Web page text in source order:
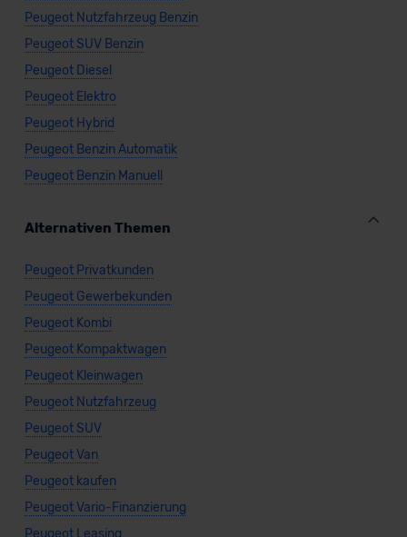
Peugeot Nutzfahrzeug Benzin
Peugeot SUV Benzin
Peugeot Diesel
Peugeot Elektro
Peugeot Hybrid
Peugeot Benzin Automatik
Peugeot Benzin Manuell
Alternativen Themen
Peugeot Privatkunden
Peugeot Gewerbekunden
Peugeot Kombi
Peugeot Kompaktwagen
Peugeot Kleinwagen
Peugeot Nutzfahrzeug
Peugeot SUV
Peugeot Van
Peugeot kaufen
Peugeot Vario-Finanzierung
Peugeot Leasing